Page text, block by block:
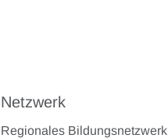
Netzwerk
Regionales Bildungsnetzwerk